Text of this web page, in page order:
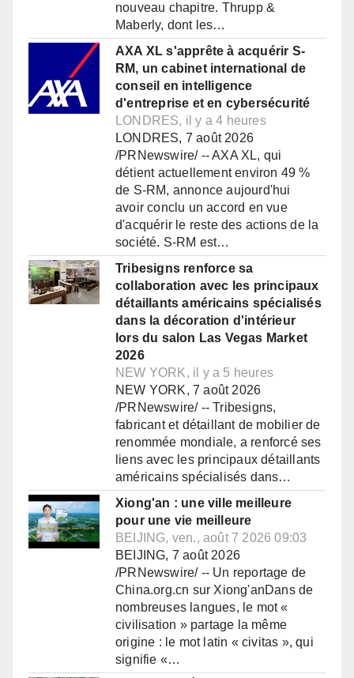
nouveau chapitre. Thrupp &
Maberly, dont les…
AXA XL s'apprête à acquérir S-
RM, un cabinet international de
conseil en intelligence
d'entreprise et en cybersécurité
LONDRES, il y a 4 heures
LONDRES, 7 août 2026
/PRNewswire/ -- AXA XL, qui
détient actuellement environ 49 %
de S-RM, annonce aujourd'hui
avoir conclu un accord en vue
d'acquérir le reste des actions de la
société. S-RM est…
Tribesigns renforce sa
collaboration avec les principaux
détaillants américains spécialisés
dans la décoration d'intérieur
lors du salon Las Vegas Market
2026
NEW YORK, il y a 5 heures
NEW YORK, 7 août 2026
/PRNewswire/ -- Tribesigns,
fabricant et détaillant de mobilier de
renommée mondiale, a renforcé ses
liens avec les principaux détaillants
américains spécialisés dans…
Xiong'an : une ville meilleure
pour une vie meilleure
BEIJING, ven., août 7 2026 09:03
BEIJING, 7 août 2026
/PRNewswire/ -- Un reportage de
China.org.cn sur Xiong'anDans de
nombreuses langues, le mot «
civilisation » partage la même
origine : le mot latin « civitas », qui
signifie «…